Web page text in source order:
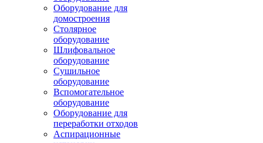
Оборудование для
домостроения
Столярное
оборудование
Шлифовальное
оборудование
Сушильное
оборудование
Вспомогательное
оборудование
Оборудование для
переработки отходов
Аспирационные